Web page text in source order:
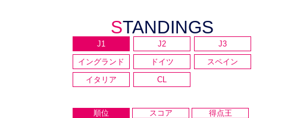
STANDINGS
J1 J2
J3
イングランド
ドイツ
スペイン
イタリア
CL
順位 スコア
得点王